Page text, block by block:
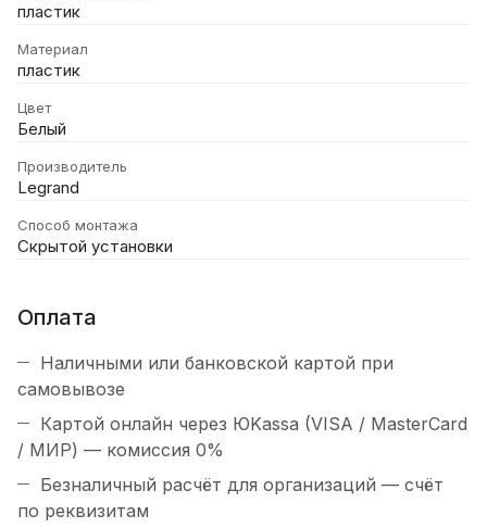
пластик
Материал
пластик
Цвет
Белый
Производитель
Legrand
Способ монтажа
Скрытой установки
Оплата
Наличными или банковской картой при
самовывозе
Картой онлайн через ЮKassa (VISA / MasterCard
/ МИР) — комиссия 0%
Безналичный расчёт для организаций — счёт
по реквизитам